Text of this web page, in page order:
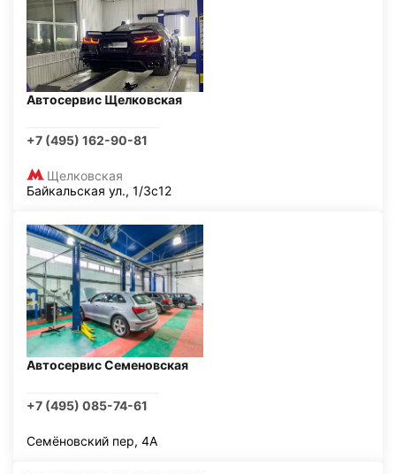
Автосервис Щелковская
+7 (495) 162-90-81
Щелковская
Байкальская ул., 1/3с12
Автосервис Семеновская
+7 (495) 085-74-61
Семёновский пер, 4А